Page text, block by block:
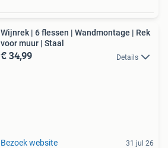
Wijnrek | 6 flessen | Wandmontage | Rek
voor muur | Staal
€ 34,99 Details
Bezoek website 31 jul 26